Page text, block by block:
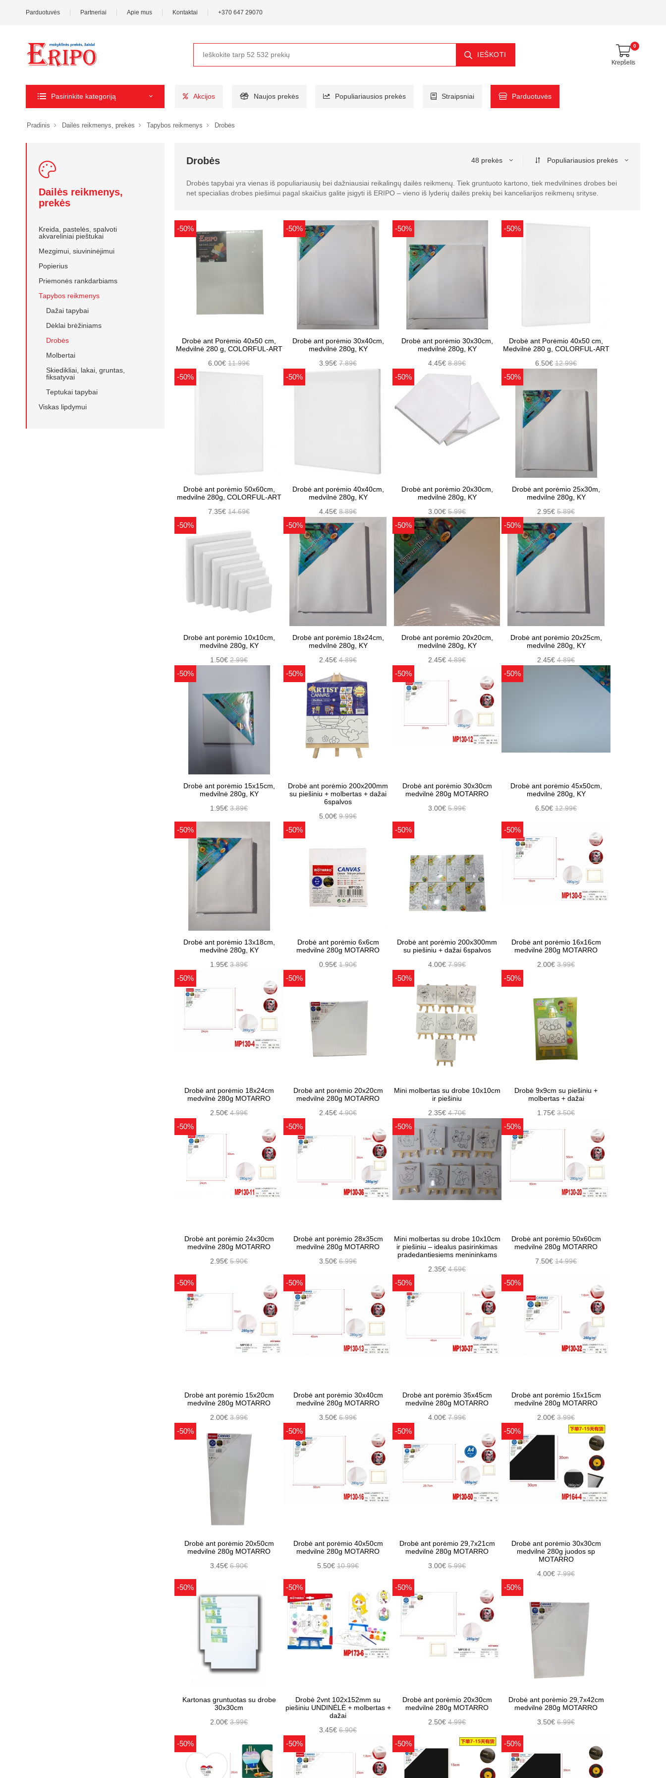
Parduotuvės Partneriai Apie mus Kontaktai +370 647 29070
IEŠKOTI
0
Krepšelis
Pasirinkite kategoriją Akcijos Naujos prekės Populiariausios prekės Straipsniai Parduotuvės
Pradinis Dailės reikmenys, prekės Tapybos reikmenys Drobės
Dailės reikmenys,
prekės
Kreida, pastelės, spalvoti
akvareliniai pieštukai
Mezgimui, siuvininėjimui
Popierius
Priemonės rankdarbiams
Tapybos reikmenys
Dažai tapybai
Dėklai brėžiniams
Drobės
Molbertai
Skiedikliai, lakai, gruntas,
fiksatyvai
Teptukai tapybai
Viskas lipdymui
Drobės 48 prekės Populiariausios prekės
Drobės tapybai yra vienas iš populiariausių bei dažniausiai reikalingų dailės reikmenų. Tiek gruntuoto kartono, tiek medvilnines drobes bei
net specialias drobes piešimui pagal skaičius galite įsigyti iš ERIPO – vieno iš lyderių dailės prekių bei kanceliarijos reikmenų srityse.
-50%
Drobė ant Porėmio 40x50 cm,
Medvilnė 280 g, COLORFUL-ART
6.00€ 11.99€
-50%
Drobė ant porėmio 30x40cm,
medvilnė 280g, KY
3.95€ 7.89€
-50%
Drobė ant porėmio 30x30cm,
medvilnė 280g, KY
4.45€ 8.89€
-50%
Drobė ant Porėmio 40x50 cm,
Medvilnė 280 g, COLORFUL-ART
6.50€ 12.99€
-50%
Drobė ant porėmio 50x60cm,
medvilnė 280g, COLORFUL-ART
7.35€ 14.69€
-50%
Drobė ant porėmio 40x40cm,
medvilnė 280g, KY
4.45€ 8.89€
-50%
Drobė ant porėmio 20x30cm,
medvilnė 280g, KY
3.00€ 5.99€
-50%
Drobė ant porėmio 25x30m,
medvilnė 280g, KY
2.95€ 5.89€
-50%
Drobė ant porėmio 10x10cm,
medvilnė 280g, KY
1.50€ 2.99€
-50%
Drobė ant porėmio 18x24cm,
medvilnė 280g, KY
2.45€ 4.89€
-50%
Drobė ant porėmio 20x20cm,
medvilnė 280g, KY
2.45€ 4.89€
-50%
Drobė ant porėmio 20x25cm,
medvilnė 280g, KY
2.45€ 4.89€
-50%
Drobė ant porėmio 15x15cm,
medvilnė 280g, KY
1.95€ 3.89€
-50%
Drobė ant porėmio 200x200mm
su piešiniu + molbertas + dažai
6spalvos
5.00€ 9.99€
-50%
Drobė ant porėmio 30x30cm
medvilnė 280g MOTARRO
3.00€ 5.99€
-50%
Drobė ant porėmio 45x50cm,
medvilnė 280g, KY
6.50€ 12.99€
-50%
Drobė ant porėmio 13x18cm,
medvilnė 280g, KY
1.95€ 3.89€
-50%
Drobė ant porėmio 6x6cm
medvilnė 280g MOTARRO
0.95€ 1.90€
-50%
Drobė ant porėmio 200x300mm
su piešiniu + dažai 6spalvos
4.00€ 7.99€
-50%
Drobė ant porėmio 16x16cm
medvilnė 280g MOTARRO
2.00€ 3.99€
-50%
Drobė ant porėmio 18x24cm
medvilnė 280g MOTARRO
2.50€ 4.99€
-50%
Drobė ant porėmio 20x20cm
medvilnė 280g MOTARRO
2.45€ 4.90€
-50%
Mini molbertas su drobe 10x10cm
ir piešiniu
2.35€ 4.70€
-50%
Drobė 9x9cm su piešiniu +
molbertas + dažai
1.75€ 3.50€
-50%
Drobė ant porėmio 24x30cm
medvilnė 280g MOTARRO
2.95€ 5.90€
-50%
Drobė ant porėmio 28x35cm
medvilnė 280g MOTARRO
3.50€ 6.99€
-50%
Mini molbertas su drobe 10x10cm
ir piešiniu – idealus pasirinkimas
pradedantiesiems menininkams
2.35€ 4.69€
-50%
Drobė ant porėmio 50x60cm
medvilnė 280g MOTARRO
7.50€ 14.99€
-50%
Drobė ant porėmio 15x20cm
medvilnė 280g MOTARRO
2.00€ 3.99€
-50%
Drobė ant porėmio 30x40cm
medvilnė 280g MOTARRO
3.50€ 6.99€
-50%
Drobė ant porėmio 35x45cm
medvilnė 280g MOTARRO
4.00€ 7.99€
-50%
Drobė ant porėmio 15x15cm
medvilnė 280g MOTARRO
2.00€ 3.99€
-50%
Drobė ant porėmio 20x50cm
medvilnė 280g MOTARRO
3.45€ 6.90€
-50%
Drobė ant porėmio 40x50cm
medvilnė 280g MOTARRO
5.50€ 10.99€
-50%
Drobė ant porėmio 29,7x21cm
medvilnė 280g MOTARRO
3.00€ 5.99€
-50%
Drobė ant porėmio 30x30cm
medvilnė 280g juodos sp
MOTARRO
4.00€ 7.99€
-50%
Kartonas gruntuotas su drobe
30x30cm
2.00€ 3.99€
-50%
Drobė 2vnt 102x152mm su
piešiniu UNDINĖLĖ + molbertas +
dažai
3.45€ 6.90€
-50%
Drobė ant porėmio 20x30cm
medvilnė 280g MOTARRO
2.50€ 4.99€
-50%
Drobė ant porėmio 29,7x42cm
medvilnė 280g MOTARRO
3.50€ 6.99€
-50% -50% -50% -50%